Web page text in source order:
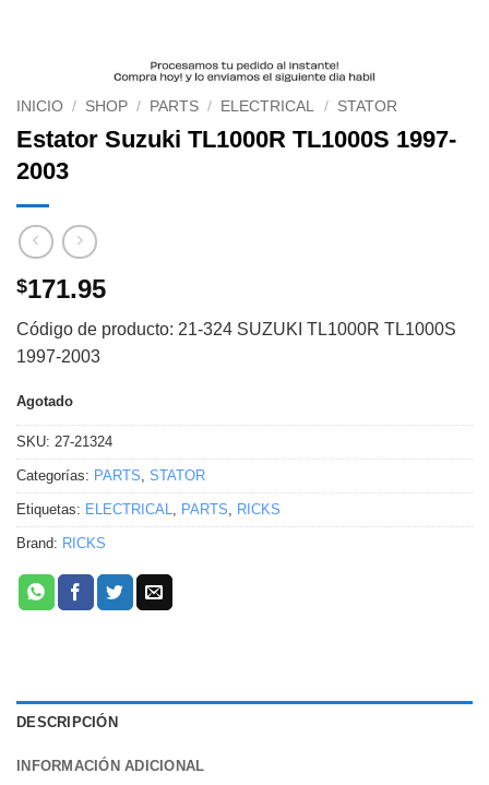
INICIO / SHOP / PARTS / ELECTRICAL / STATOR
Estator Suzuki TL1000R TL1000S 1997-
2003
$171.95
Código de producto: 21-324 SUZUKI TL1000R TL1000S
1997-2003
Agotado
SKU: 27-21324
Categorías: PARTS, STATOR
Etiquetas: ELECTRICAL, PARTS, RICKS
Brand: RICKS
DESCRIPCIÓN
INFORMACIÓN ADICIONAL